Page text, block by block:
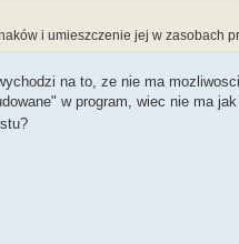
i umieszczenie jej w zasobach
na to, ze nie ma
w program, wiec nie ma